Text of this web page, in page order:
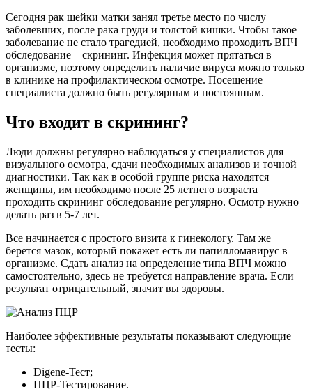
Сегодня рак шейки матки занял третье место по числу
заболевших, после рака груди и толстой кишки. Чтобы такое
заболевание не стало трагедией, необходимо проходить ВПЧ
обследование – скрининг. Инфекция может прятаться в
организме, поэтому определить наличие вируса можно только
в клинике на профилактическом осмотре. Посещение
специалиста должно быть регулярным и постоянным.
Что входит в скрининг?
Люди должны регулярно наблюдаться у специалистов для
визуального осмотра, сдачи необходимых анализов и точной
диагностики. Так как в особой группе риска находятся
женщины, им необходимо после 25 летнего возраста
проходить скрининг обследование регулярно. Осмотр нужно
делать раз в 5-7 лет.
Все начинается с простого визита к гинекологу. Там же
берется мазок, который покажет есть ли папилломавирус в
организме. Сдать анализ на определение типа ВПЧ можно
самостоятельно, здесь не требуется направление врача. Если
результат отрицательный, значит вы здоровы.
Наиболее эффективные результаты показывают следующие
тесты:
Digene-Тест;
ПЦР-Тестирование.